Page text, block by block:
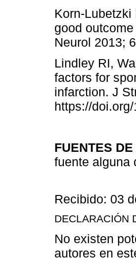
Korn-
good
Neurol 2013;
Lindley RI,
factors for
infarction. J
https://
FUENTES
fuente alguna
Recibido: 03
DECLARACIÓN
No existen
autores en